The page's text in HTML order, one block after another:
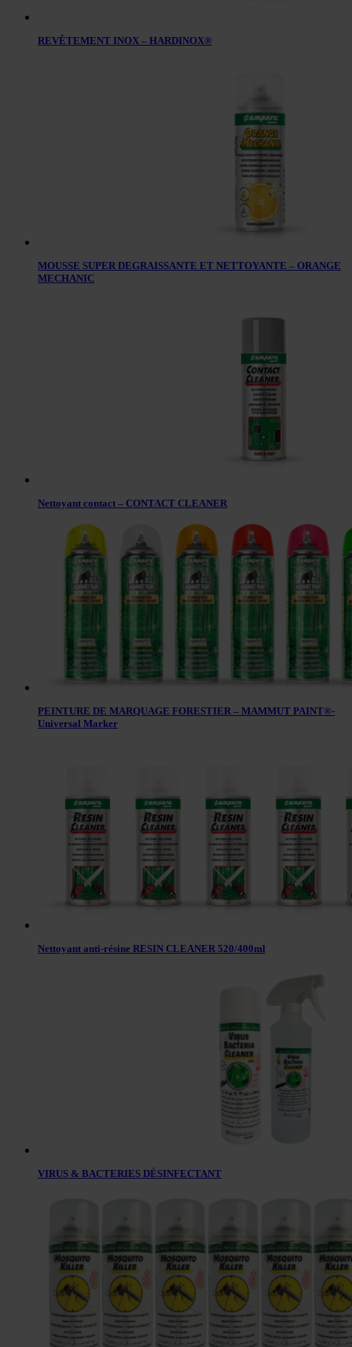
REVÊTEMENT INOX – HARDINOX®
MOUSSE SUPER DEGRAISSANTE ET NETTOYANTE – ORANGE
MECHANIC
Nettoyant contact – CONTACT CLEANER
PEINTURE DE MARQUAGE FORESTIER – MAMMUT PAINT®-
Universal Marker
Nettoyant anti-résine RESIN CLEANER 520/400ml
VIRUS & BACTERIES DÉSINFECTANT